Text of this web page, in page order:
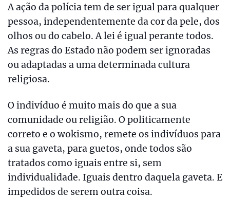
A ação da polícia tem de ser igual para qualquer
pessoa, independentemente da cor da pele, dos
olhos ou do cabelo. A lei é igual perante todos.
As regras do Estado não podem ser ignoradas
ou adaptadas a uma determinada cultura
religiosa.
O indivíduo é muito mais do que a sua
comunidade ou religião. O politicamente
correto e o wokismo, remete os indivíduos para
a sua gaveta, para guetos, onde todos são
tratados como iguais entre si, sem
individualidade. Iguais dentro daquela gaveta. E
impedidos de serem outra coisa.